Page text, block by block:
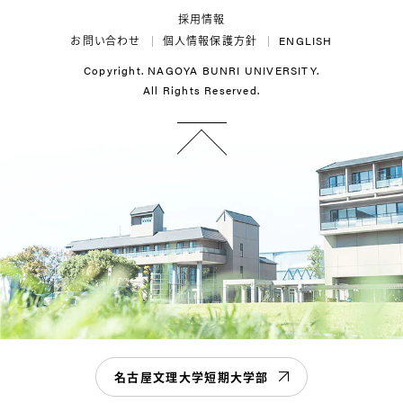
ENGLISH
個人情報保護方針
お問い合わせ
採用情報
Copyright. NAGOYA BUNRI UNIVERSITY.
All Rights Reserved.
名古屋文理大学短期大学部